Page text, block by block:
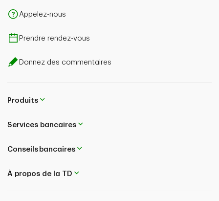
Appelez-nous
Prendre rendez-vous
Donnez des commentaires
Produits
Services bancaires
Conseils bancaires
À propos de la TD